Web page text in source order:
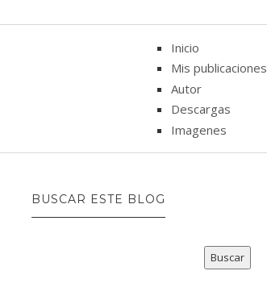
Inicio
Mis publicaciones
Autor
Descargas
Imagenes
BUSCAR ESTE BLOG